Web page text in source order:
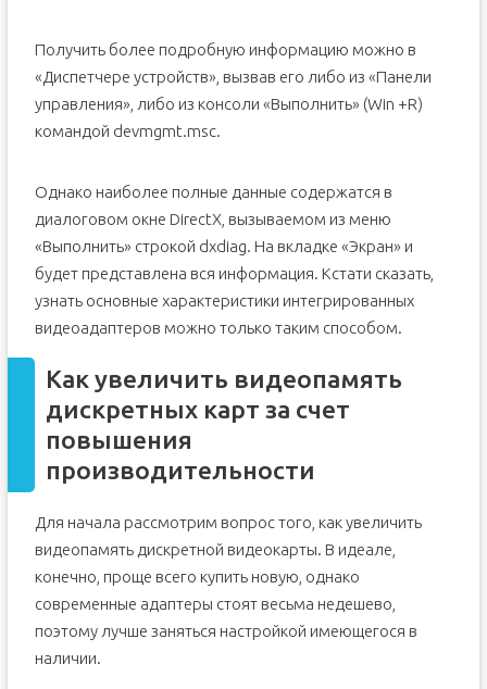
Получить более подробную информацию можно в
«Диспетчере устройств», вызвав его либо из «Панели
управления», либо из консоли «Выполнить» (Win +R)
командой devmgmt.msc.
Однако наиболее полные данные содержатся в
диалоговом окне DirectX, вызываемом из меню
«Выполнить» строкой dxdiag. На вкладке «Экран» и
будет представлена вся информация. Кстати сказать,
узнать основные характеристики интегрированных
видеоадаптеров можно только таким способом.
Как увеличить видеопамять
дискретных карт за счет
повышения
производительности
Для начала рассмотрим вопрос того, как увеличить
видеопамять дискретной видеокарты. В идеале,
конечно, проще всего купить новую, однако
современные адаптеры стоят весьма недешево,
поэтому лучше заняться настройкой имеющегося в
наличии.